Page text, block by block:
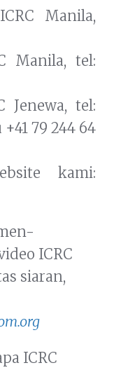
Manila,
Manila, tel:
Jenewa, tel:
+41 79 244 64
kami:
ICRC
siaran,
ICRC